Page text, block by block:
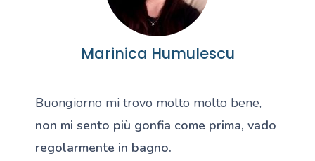
Marinica Humulescu
Buongiorno mi trovo molto molto bene,
non mi sento più gonfia come prima, vado
regolarmente in bagno.